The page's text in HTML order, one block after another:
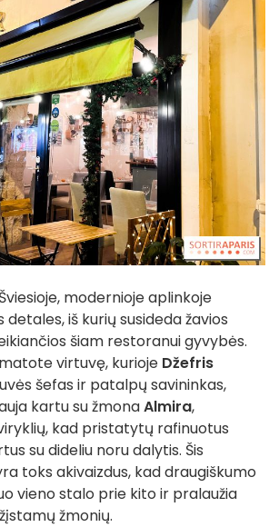
modernioje aplinkoje
iš kurių susideda žavios
šiam restoranui gyvybės.
virtuvę, kurioje Džefris
šefas ir patalpų savininkas,
kartu su žmonaAlmira,
kad pristatytų rafinuotus
su dideliu noru dalytis. Šis
toks akivaizdus, kad draugiškumo
vieno stalo prie kito ir pralaužia
žmonių.